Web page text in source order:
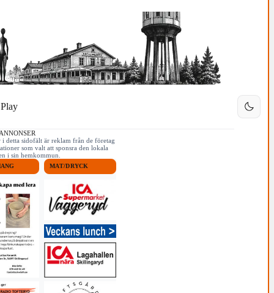
Play
i detta sidofält är reklam från de företag
som valt att sponsra den lokala
i sin hemkommun.
MAT/DRYCK